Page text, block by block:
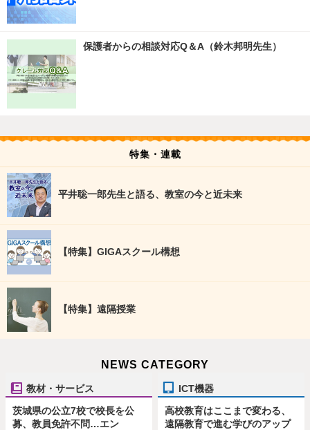
保護者からの相談対応Q＆A（鈴木邦明先生）
特集・連載
平井聡一郎先生と語る、教室の今と近未来
【特集】GIGAスクール構想
【特集】遠隔授業
NEWS CATEGORY
教材・サービス
茨城県の公立7校で校長を公
募、教員免許不問…エン
ICT機器
高校教育はここまで変わる、
遠隔教育で進む学びのアップ